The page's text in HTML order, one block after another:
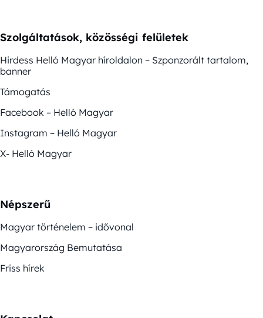
Szolgáltatások, közösségi felületek
Hirdess Helló Magyar híroldalon – Szponzorált tartalom,
banner
Támogatás
Facebook – Helló Magyar
Instagram – Helló Magyar
X- Helló Magyar
Népszerű
Magyar történelem – idővonal
Magyarország Bemutatása
Friss hírek